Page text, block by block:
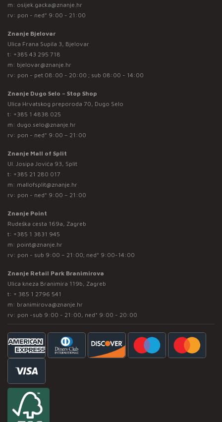
m: osijek.gacka@znanje.hr
rv: pon - ned* 9:00 - 21:00
Znanje Bjelovar
Ulica Frana Supila 3, Bjelovar
t: +385 43 295 718
m: bjelovar@znanje.hr
rv: pon - pet 08:00 - 20:00 ; sub 08:00 - 14:00
Znanje Dugo Selo – Stop Shop
Ulica Hrvatskog preporoda 70, Dugo Selo
t: +385 1 4838 025
m: dugo.selo@znanje.hr
rv: pon - ned* 9:00 – 21:00
Znanje Mall of Split
Ul. Josipa Jovića 93, Split
t: +385 21 280 017
m: mallofsplit@znanje.hr
rv: pon - ned* 9:00 – 21:00
Znanje Point
Rudeška cesta 169a, Zagreb
t: +385 1 3831 945
m: point@znanje.hr
rv: pon - sub 9:00 – 21:00; ned* 9:00-14:00
Znanje Retail Park Branimirova
Ulica kneza Branimira 119b, Zagreb
t: + 385 1 2796 541
m: branimirova@znanje.hr
rv: pon -sub 9:00 - 21:00, ned* 9:00 - 20:00